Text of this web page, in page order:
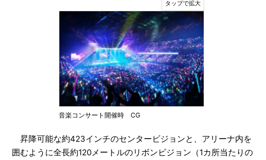
音楽コンサート開催時 CG
昇降可能な約423インチのセンタービジョンと、アリーナ内を
囲むように全長約120メートルのリボンビジョン（1カ所当たりの